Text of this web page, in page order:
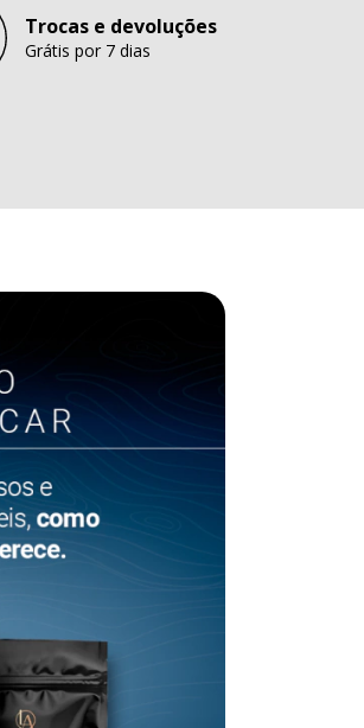
Trocas e devoluções
Grátis por 7 dias